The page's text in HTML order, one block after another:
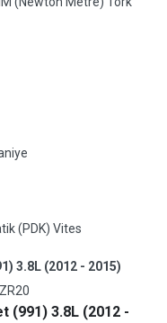
(PDK) Vites
3.8L (2012 - 2015)
(991) 3.8L (2012 -